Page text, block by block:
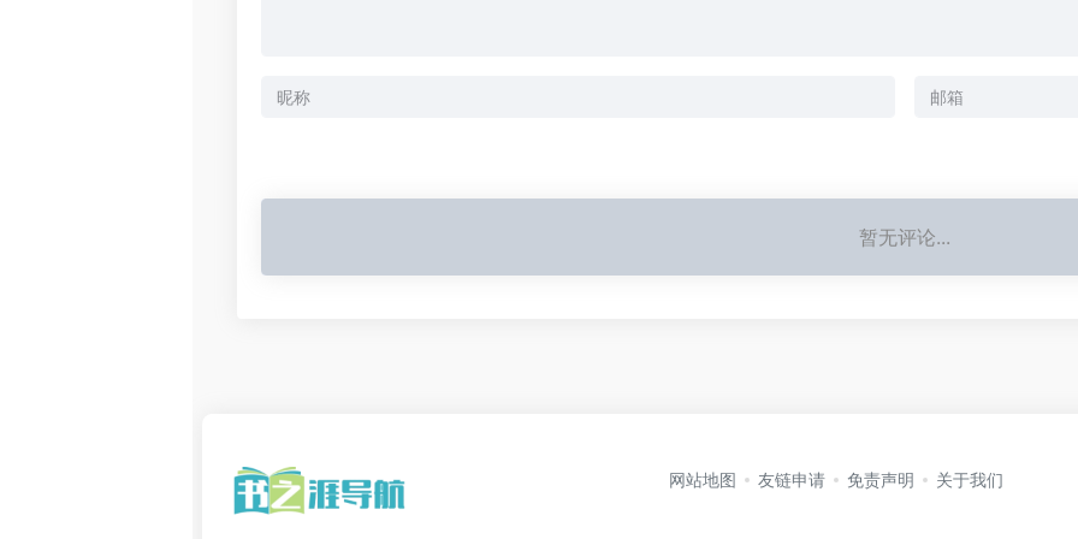
暂无评论...
网站地图 友链申请 免责声明 关于我们